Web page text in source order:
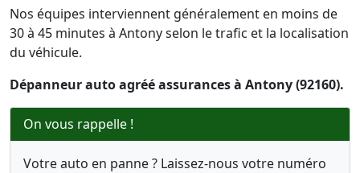
Nos équipes interviennent généralement en moins de
30 à 45 minutes à Antony selon le trafic et la localisation
du véhicule.
Dépanneur auto agréé assurances à Antony (92160).
On vous rappelle !
Votre auto en panne ? Laissez-nous votre numéro